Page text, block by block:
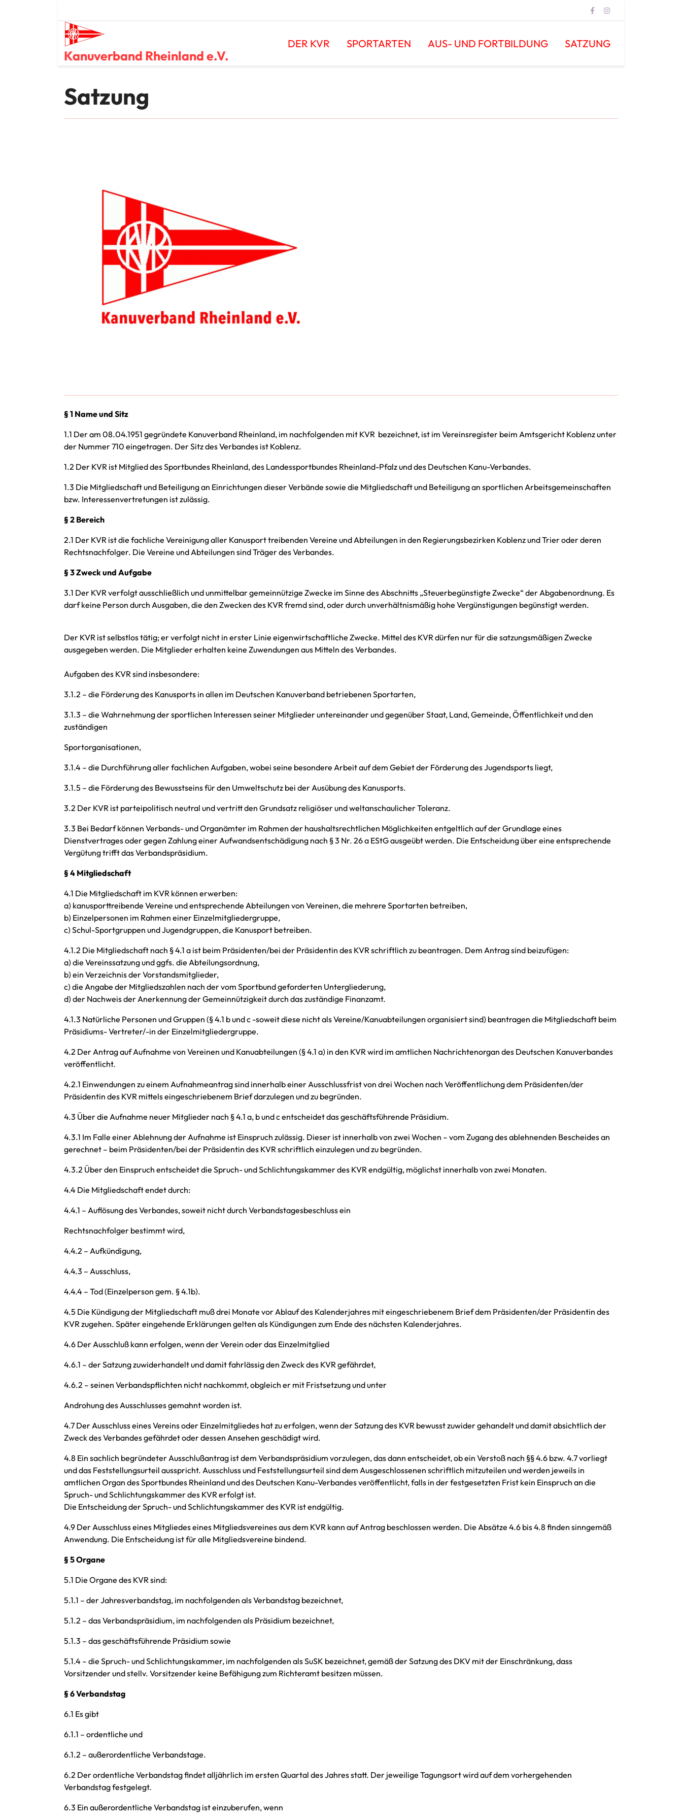
content
Kanuverband Rheinland e.V.
DER KVR SPORTARTEN AUS- UND FORTBILDUNG SATZUNG
Satzung
§ 1 Name und Sitz
1.1 Der am 08.04.1951 gegründete Kanuverband Rheinland, im nachfolgenden mit KVR bezeichnet, ist im Vereinsregister beim Amtsgericht Koblenz unter
der Nummer 710 eingetragen. Der Sitz des Verbandes ist Koblenz.
1.2 Der KVR ist Mitglied des Sportbundes Rheinland, des Landessportbundes Rheinland-Pfalz und des Deutschen Kanu-Verbandes.
1.3 Die Mitgliedschaft und Beteiligung an Einrichtungen dieser Verbände sowie die Mitgliedschaft und Beteiligung an sportlichen Arbeitsgemeinschaften
bzw. Interessenvertretungen ist zulässig.
§ 2 Bereich
2.1 Der KVR ist die fachliche Vereinigung aller Kanusport treibenden Vereine und Abteilungen in den Regierungsbezirken Koblenz und Trier oder deren
Rechtsnachfolger. Die Vereine und Abteilungen sind Träger des Verbandes.
§ 3 Zweck und Aufgabe
3.1 Der KVR verfolgt ausschließlich und unmittelbar gemeinnützige Zwecke im Sinne des Abschnitts „Steuerbegünstigte Zwecke“ der Abgabenordnung. Es
darf keine Person durch Ausgaben, die den Zwecken des KVR fremd sind, oder durch unverhältnismäßig hohe Vergünstigungen begünstigt werden.
Der KVR ist selbstlos tätig; er verfolgt nicht in erster Linie eigenwirtschaftliche Zwecke. Mittel des KVR dürfen nur für die satzungsmäßigen Zwecke
ausgegeben werden. Die Mitglieder erhalten keine Zuwendungen aus Mitteln des Verbandes.
Aufgaben des KVR sind insbesondere:
3.1.2 – die Förderung des Kanusports in allen im Deutschen Kanuverband betriebenen Sportarten,
3.1.3 – die Wahrnehmung der sportlichen Interessen seiner Mitglieder untereinander und gegenüber Staat, Land, Gemeinde, Öffentlichkeit und den
zuständigen
Sportorganisationen,
3.1.4 – die Durchführung aller fachlichen Aufgaben, wobei seine besondere Arbeit auf dem Gebiet der Förderung des Jugendsports liegt,
3.1.5 – die Förderung des Bewusstseins für den Umweltschutz bei der Ausübung des Kanusports.
3.2 Der KVR ist parteipolitisch neutral und vertritt den Grundsatz religiöser und weltanschaulicher Toleranz.
3.3 Bei Bedarf können Verbands- und Organämter im Rahmen der haushaltsrechtlichen Möglichkeiten entgeltlich auf der Grundlage eines
Dienstvertrages oder gegen Zahlung einer Aufwandsentschädigung nach § 3 Nr. 26 a EStG ausgeübt werden. Die Entscheidung über eine entsprechende
Vergütung trifft das Verbandspräsidium.
§ 4 Mitgliedschaft
4.1 Die Mitgliedschaft im KVR können erwerben:
a) kanusporttreibende Vereine und entsprechende Abteilungen von Vereinen, die mehrere Sportarten betreiben,
b) Einzelpersonen im Rahmen einer Einzelmitgliedergruppe,
c) Schul-Sportgruppen und Jugendgruppen, die Kanusport betreiben.
4.1.2 Die Mitgliedschaft nach § 4.1 a ist beim Präsidenten/bei der Präsidentin des KVR schriftlich zu beantragen. Dem Antrag sind beizufügen:
a) die Vereinssatzung und ggfs. die Abteilungsordnung,
b) ein Verzeichnis der Vorstandsmitglieder,
c) die Angabe der Mitgliedszahlen nach der vom Sportbund geforderten Untergliederung,
d) der Nachweis der Anerkennung der Gemeinnützigkeit durch das zuständige Finanzamt.
4.1.3 Natürliche Personen und Gruppen (§ 4.1 b und c -soweit diese nicht als Vereine/Kanuabteilungen organisiert sind) beantragen die Mitgliedschaft beim
Präsidiums- Vertreter/-in der Einzelmitgliedergruppe.
4.2 Der Antrag auf Aufnahme von Vereinen und Kanuabteilungen (§ 4.1 a) in den KVR wird im amtlichen Nachrichtenorgan des Deutschen Kanuverbandes
veröffentlicht.
4.2.1 Einwendungen zu einem Aufnahmeantrag sind innerhalb einer Ausschlussfrist von drei Wochen nach Veröffentlichung dem Präsidenten/der
Präsidentin des KVR mittels eingeschriebenem Brief darzulegen und zu begründen.
4.3 Über die Aufnahme neuer Mitglieder nach § 4.1 a, b und c entscheidet das geschäftsführende Präsidium.
4.3.1 Im Falle einer Ablehnung der Aufnahme ist Einspruch zulässig. Dieser ist innerhalb von zwei Wochen – vom Zugang des ablehnenden Bescheides an
gerechnet – beim Präsidenten/bei der Präsidentin des KVR schriftlich einzulegen und zu begründen.
4.3.2 Über den Einspruch entscheidet die Spruch- und Schlichtungskammer des KVR endgültig, möglichst innerhalb von zwei Monaten.
4.4 Die Mitgliedschaft endet durch:
4.4.1 – Auflösung des Verbandes, soweit nicht durch Verbandstagesbeschluss ein
Rechtsnachfolger bestimmt wird,
4.4.2 – Aufkündigung,
4.4.3 – Ausschluss,
4.4.4 – Tod (Einzelperson gem. § 4.1b).
4.5 Die Kündigung der Mitgliedschaft muß drei Monate vor Ablauf des Kalenderjahres mit eingeschriebenem Brief dem Präsidenten/der Präsidentin des
KVR zugehen. Später eingehende Erklärungen gelten als Kündigungen zum Ende des nächsten Kalenderjahres.
4.6 Der Ausschluß kann erfolgen, wenn der Verein oder das Einzelmitglied
4.6.1 – der Satzung zuwiderhandelt und damit fahrlässig den Zweck des KVR gefährdet,
4.6.2 – seinen Verbandspflichten nicht nachkommt, obgleich er mit Fristsetzung und unter
Androhung des Ausschlusses gemahnt worden ist.
4.7 Der Ausschluss eines Vereins oder Einzelmitgliedes hat zu erfolgen, wenn der Satzung des KVR bewusst zuwider gehandelt und damit absichtlich der
Zweck des Verbandes gefährdet oder dessen Ansehen geschädigt wird.
4.8 Ein sachlich begründeter Ausschlußantrag ist dem Verbandspräsidium vorzulegen, das dann entscheidet, ob ein Verstoß nach §§ 4.6 bzw. 4.7 vorliegt
und das Feststellungsurteil ausspricht. Ausschluss und Feststellungsurteil sind dem Ausgeschlossenen schriftlich mitzuteilen und werden jeweils in
amtlichen Organ des Sportbundes Rheinland und des Deutschen Kanu-Verbandes veröffentlicht, falls in der festgesetzten Frist kein Einspruch an die
Spruch- und Schlichtungskammer des KVR erfolgt ist.
Die Entscheidung der Spruch- und Schlichtungskammer des KVR ist endgültig.
4.9 Der Ausschluss eines Mitgliedes eines Mitgliedsvereines aus dem KVR kann auf Antrag beschlossen werden. Die Absätze 4.6 bis 4.8 finden sinngemäß
Anwendung. Die Entscheidung ist für alle Mitgliedsvereine bindend.
§ 5 Organe
5.1 Die Organe des KVR sind:
5.1.1 – der Jahresverbandstag, im nachfolgenden als Verbandstag bezeichnet,
5.1.2 – das Verbandspräsidium, im nachfolgenden als Präsidium bezeichnet,
5.1.3 – das geschäftsführende Präsidium sowie
5.1.4 – die Spruch- und Schlichtungskammer, im nachfolgenden als SuSK bezeichnet, gemäß der Satzung des DKV mit der Einschränkung, dass
Vorsitzender und stellv. Vorsitzender keine Befähigung zum Richteramt besitzen müssen.
§ 6 Verbandstag
6.1 Es gibt
6.1.1 – ordentliche und
6.1.2 – außerordentliche Verbandstage.
6.2 Der ordentliche Verbandstag findet alljährlich im ersten Quartal des Jahres statt. Der jeweilige Tagungsort wird auf dem vorhergehenden
Verbandstag festgelegt.
6.3 Ein außerordentliche Verbandstag ist einzuberufen, wenn